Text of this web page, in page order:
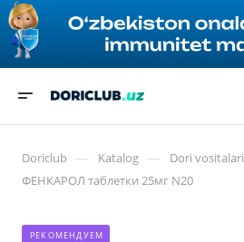
Doriclub — Katalog — Dori vositalari
ФЕНКАРОЛ таблетки 25мг N20
РЕКОМЕНДУЕМ